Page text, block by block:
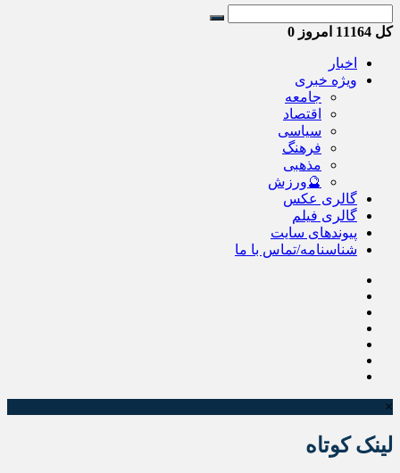
کل امروز 0
اخبار
ویژه خبری
جامعه
اقتصاد
سیاسی
فرهنگ
مذهبی
🔮ورزش
گالری عکس
گالری فیلم
پیوندهای سایت
شناسنامه/تماس با ما
×
لینک کوتاه